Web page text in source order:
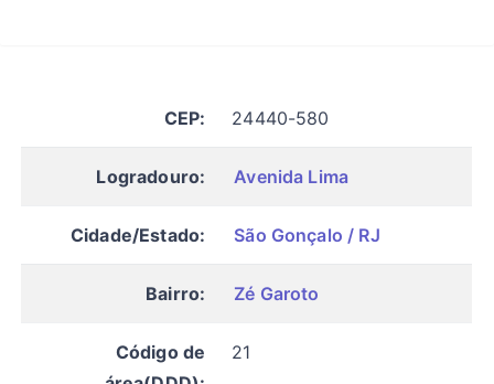
CEP: 24440-580
Logradouro: Avenida Lima
Cidade/Estado: São Gonçalo / RJ
Bairro: Zé Garoto
Código de
21